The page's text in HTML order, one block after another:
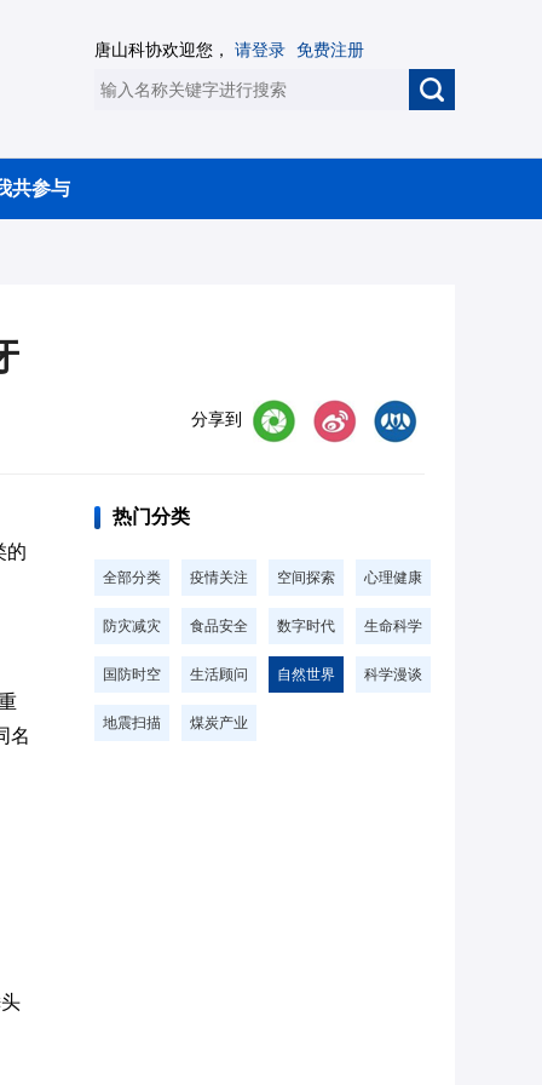
唐山科协欢迎您， 请登录 免费注册
共参与
分享到
的
名
热门分类
全部分类 疫情关注 空间探索 心理健康
防灾减灾 食品安全 数字时代 生命科学
国防时空 生活顾问 自然世界 科学漫谈
地震扫描 煤炭产业